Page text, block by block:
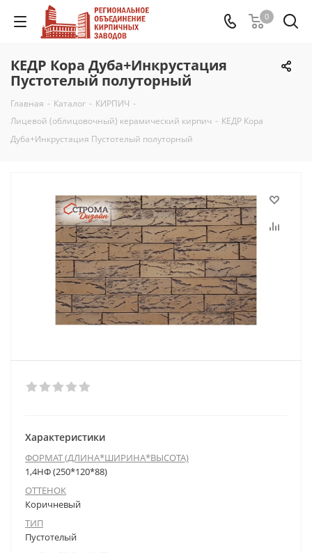
0
КЕДР Кора Дуба+Инкрустация
Пустотелый полуторный
Главная - Каталог - КИРПИЧ -
Лицевой (облицовочный) керамический кирпич - КЕДР Кора
Дуба+Инкрустация Пустотелый полуторный
Характеристики
ФОРМАТ (ДЛИНА*ШИРИНА*ВЫСОТА)
1,4НФ (250*120*88)
ОТТЕНОК
Коричневый
ТИП
Пустотелый